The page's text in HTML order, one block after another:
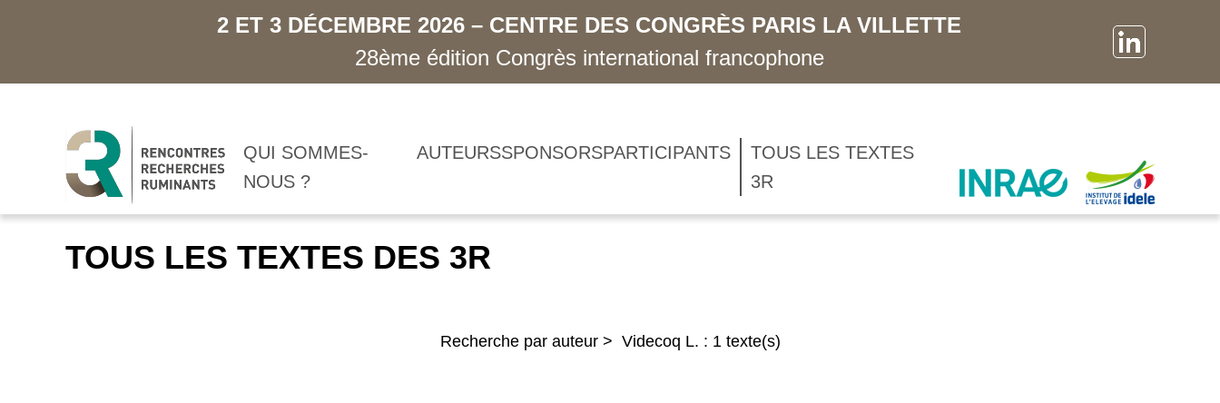
2 ET 3 DÉCEMBRE 2026 – CENTRE DES CONGRÈS PARIS LA VILLETTE
28ème édition Congrès international francophone
QUI SOMMES-
NOUS ?
AUTEURSSPONSORSPARTICIPANTS
TOUS LES TEXTES
3R
TOUS LES TEXTES DES 3R
Recherche par auteur > Videcoq L. : 1 texte(s)